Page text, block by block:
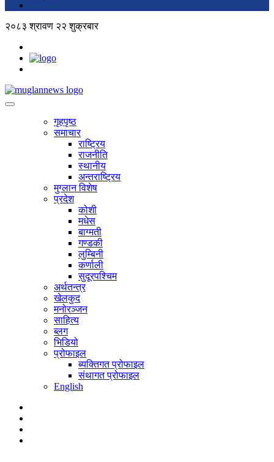
२०८३ श्रावण २२ शुक्रबार
गृहपृष्ठ
समाचार
राष्ट्रिय
राजनीति
स्थानीय
अन्तराष्ट्रिय
मुग्लान विशेष
प्रदेश
कोशी
मधेस
बाग्मती
गण्डकी
लुम्बिनी
कर्णाली
सुदूरपश्चिम
अर्थतन्त्र
खेलकुद
मनोरञ्जन
साहित्य
ब्लग
भिडियो
प्रोफाइल
ब्यक्तिगत प्रोफाइल
संथागत प्रोफाइल
English